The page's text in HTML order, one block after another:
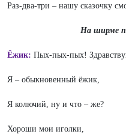
Раз-два-три – нашу сказочку
На ширме
Ёжик: Пых-пых-пых!
Я – обыкновенный ёжик,
Я колючий, ну и что – же?
Хороши мои иголки,